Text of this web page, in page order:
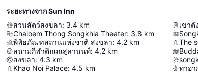
ระยะทางจาก Sun Inn
สวนสัตว์สงขลา: 3.4 km
Chaloem Thong Songkhla Theater: 3.8 km
พิพิธภัณฑสถานแห่งชาติ สงขลา: 4.2 km
สนามกีฬาติณณสูลานนท์: 4.2 km
สงขลา: 4.3 km
Khao Noi Palace: 4.5 km
เขา
The
ท่าอ